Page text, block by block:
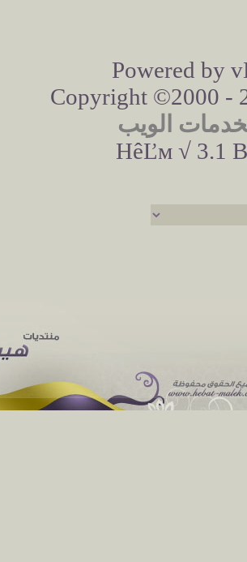
Powered by
Copyright ©2000 -
الويب
HêĽм √ 3.1